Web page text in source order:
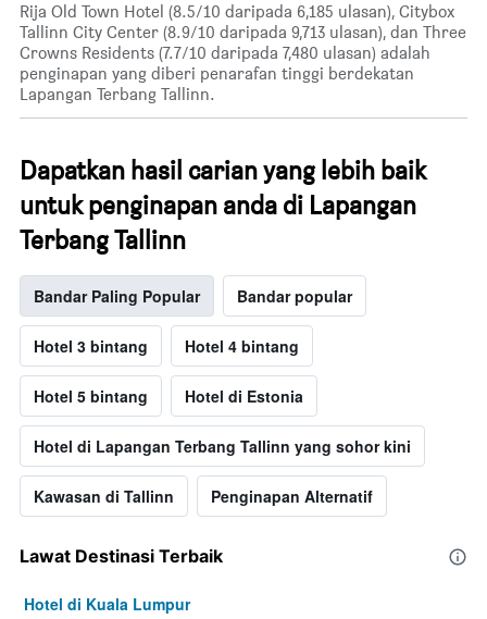
Rija Old Town Hotel (8.5/10 daripada 6,185 ulasan), Citybox
Tallinn City Center (8.9/10 daripada 9,713 ulasan), dan Three
Crowns Residents (7.7/10 daripada 7,480 ulasan) adalah
penginapan yang diberi penarafan tinggi berdekatan
Lapangan Terbang Tallinn.
Dapatkan hasil carian yang lebih baik
untuk penginapan anda di Lapangan
Terbang Tallinn
Bandar Paling Popular Bandar popular
Hotel 3 bintang Hotel 4 bintang
Hotel 5 bintang Hotel di Estonia
Hotel di Lapangan Terbang Tallinn yang sohor kini
Kawasan di Tallinn Penginapan Alternatif
Lawat Destinasi Terbaik
Hotel di Kuala Lumpur